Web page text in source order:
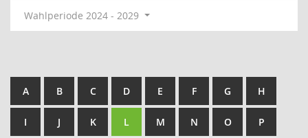
Wahlperiode 2024 - 2029
A B C D E F G H
I J K L M N O P